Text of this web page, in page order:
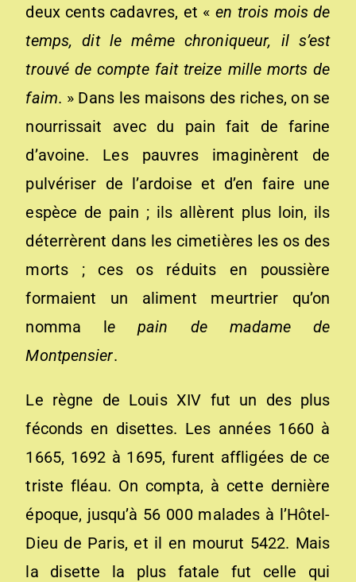
deux cents cadavres, et « en trois mois de
temps, dit le même chroniqueur, il s’est
trouvé de compte fait treize mille morts de
faim. » Dans les maisons des riches, on se
nourrissait avec du pain fait de farine
d’avoine. Les pauvres imaginèrent de
pulvériser de l’ardoise et d’en faire une
espèce de pain ; ils allèrent plus loin, ils
déterrèrent dans les cimetières les os des
morts ; ces os réduits en poussière
formaient un aliment meurtrier qu’on
nomma le pain de madame de
Montpensier.
Le règne de Louis XIV fut un des plus
féconds en disettes. Les années 1660 à
1665, 1692 à 1695, furent affligées de ce
triste fléau. On compta, à cette dernière
époque, jusqu’à 56 000 malades à l’Hôtel-
Dieu de Paris, et il en mourut 5422. Mais
la disette la plus fatale fut celle qui